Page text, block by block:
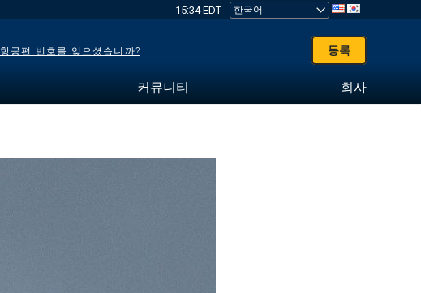
15:34 EDT
항공편 번호를 잊으셨습니까? 등록
커뮤니티 회사